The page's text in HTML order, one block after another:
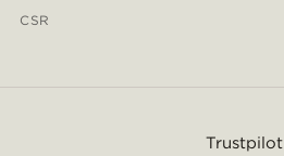
CSR
Trustpilot